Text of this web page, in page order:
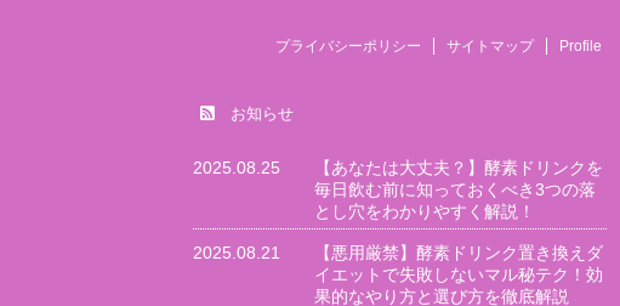
プライバシーポリシー サイトマップ Profile
お知らせ
2025.08.25
【あなたは大丈夫？】酵素ドリンクを
毎日飲む前に知っておくべき3つの落
とし穴をわかりやすく解説！
2025.08.21
【悪用厳禁】酵素ドリンク置き換えダ
イエットで失敗しないマル秘テク！効
果的なやり方と選び方を徹底解説